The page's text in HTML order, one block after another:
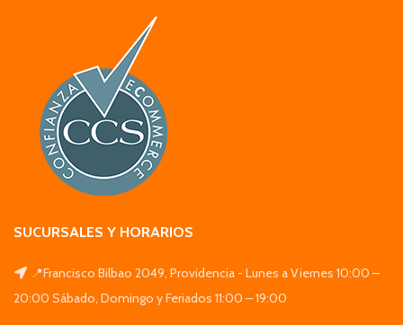
SUCURSALES Y HORARIOS
📍Francisco Bilbao 2049, Providencia - Lunes a Viernes 10:00 –
20:00 Sábado, Domingo y Feriados 11:00 – 19:00